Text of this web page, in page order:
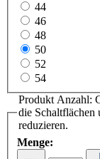
44
46
48
50
52
54
Menge:
Produkt Anzahl:
die Schaltflächen
reduzieren.